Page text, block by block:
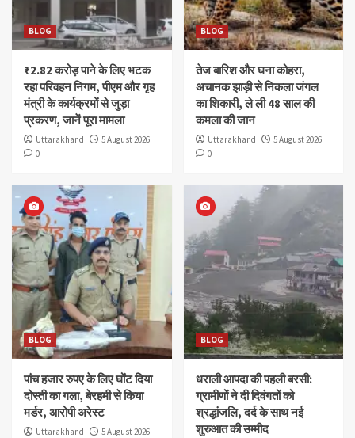
BLOG
₹2.82 करोड़ पाने के लिए भटक
रहा परिवहन निगम, पीएम और गृह
मंत्री के कार्यक्रमों से जुड़ा
प्रकरण, जानें पूरा मामला
Uttarakhand
5 August 2026
0
BLOG
तेज बारिश और घना कोहरा,
अचानक झाड़ी से निकला जंगल
का शिकारी, ले ली 48 साल की
कमला की जान
Uttarakhand
5 August 2026
0
BLOG
पांच हजार रुपए के लिए घोंट दिया
दोस्ती का गला, बेरहमी से किया
मर्डर, आरोपी अरेस्ट
Uttarakhand
5 August 2026
BLOG
धराली आपदा की पहली बरसी:
ग्रामीणों ने दी दिवंगतों को
श्रद्धांजलि, दर्द के साथ नई
शुरुआत की उम्मीद